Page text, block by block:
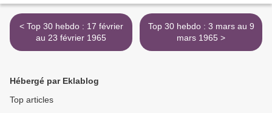
< Top 30 hebdo : 17 février
au 23 février 1965
Top 30 hebdo : 3 mars au 9
mars 1965 >
Hébergé par Eklablog
Top articles